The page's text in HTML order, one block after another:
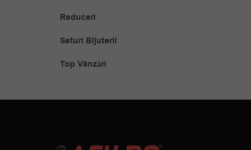
Reduceri
Seturi Bijuterii
Top Vânzări